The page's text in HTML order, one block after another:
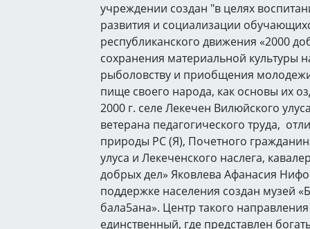
учреждении создан "в целях
развития и социализации
республиканского движения «2000
сохранения материальной культуры
рыболовству и приобщения
пище своего народа, как основы их
2000 г. селе Лекечен Вилюйского
ветерана педагогического труда,
природы РС (Я), Почетного
улуса и Лекеченского наслега,
добрых дел» Яковлева Афанасия
поддержке населения создан музей
бала5ана». Центр такого
единственный, где представлен